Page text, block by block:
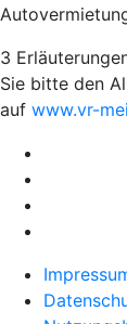
3
Sie bitte den
auf www.vr-